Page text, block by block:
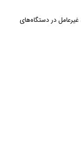
غیرعامل در دستگاه‌های